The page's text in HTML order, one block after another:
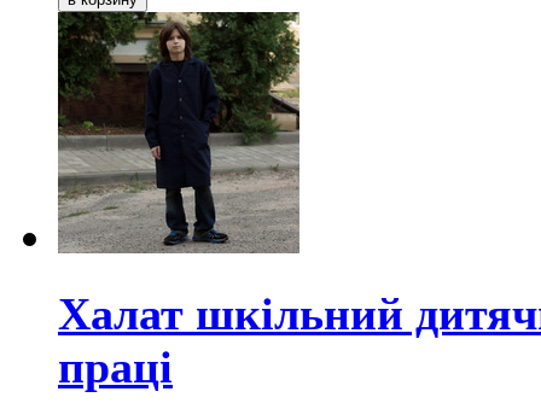
Халат шкільний
праці